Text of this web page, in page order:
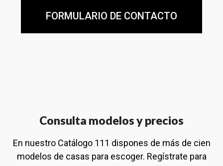
FORMULARIO DE CONTACTO
Consulta modelos y precios
En nuestro Catálogo 111 dispones de más de cien
modelos de casas para escoger. Regístrate para